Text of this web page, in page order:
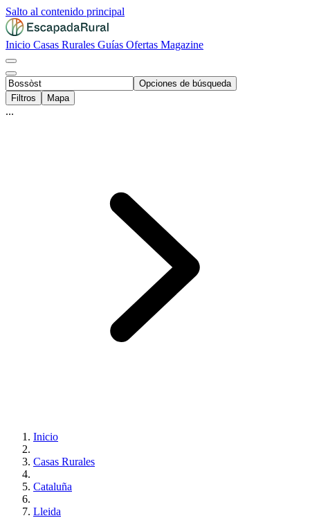
Salto al contenido principal
Inicio Casas Rurales Guías Ofertas Magazine
Opciones de búsqueda
Filtros
Mapa
...
Inicio
Casas Rurales
Cataluña
Lleida